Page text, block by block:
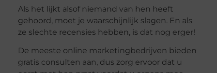
Als het lijkt alsof niemand van hen heeft
gehoord, moet je waarschijnlijk slagen. En als
ze slechte recensies hebben, is dat nog erger!
De meeste online marketingbedrijven bieden
gratis consulten aan, dus zorg ervoor dat u